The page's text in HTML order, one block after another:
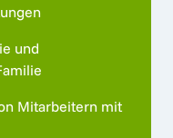
und
Mitarbeitern mit